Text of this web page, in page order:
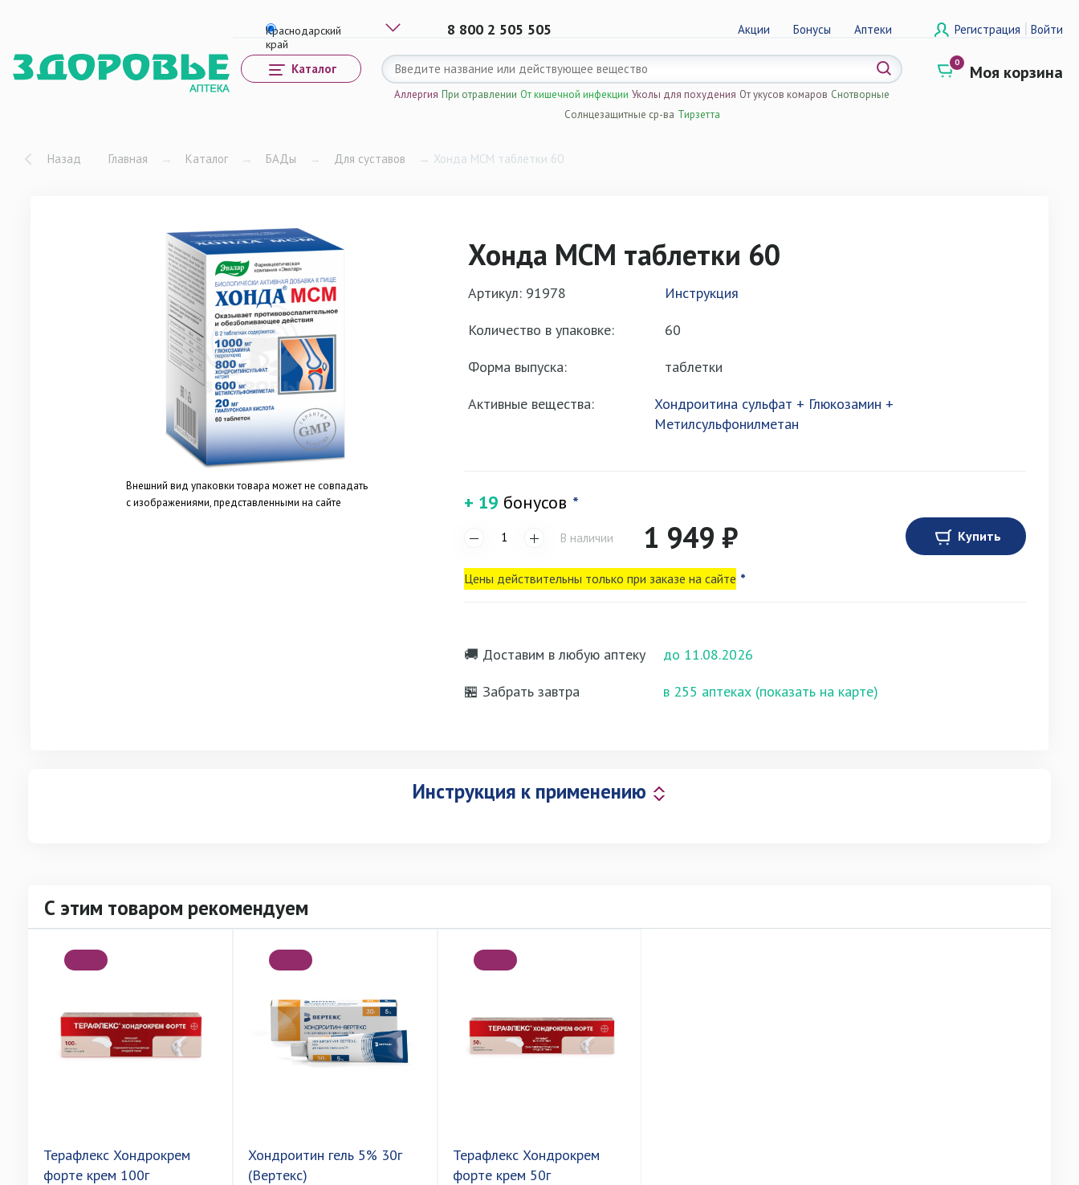
8 800 2 505 505 Акции Бонусы Аптеки Регистрация | Войти
0 Моя корзина
Каталог
Аллергия При отравлении От кишечной инфекции Уколы для похудения От укусов комаров Снотворные
Солнцезащитные ср-ва Тирзетта
Назад Главная → Каталог → БАДы → Для суставов → Хонда МСМ таблетки 60
Внешний вид упаковки товара может не совпадать
с изображениями, представленными на сайте
Хонда МСМ таблетки 60
Артикул: 91978
Инструкция
Количество в упаковке:
60
Форма выпуска:
таблетки
Активные вещества:
Хондроитина сульфат + Глюкозамин +
Метилсульфонилметан
+ 19 бонусов *
В наличии 1 949 ₽ Купить
Цены действительны только при заказе на сайте *
🚚 Доставим в любую аптеку
до 11.08.2026
🏪 Забрать завтра
в 255 аптеках (показать на карте)
Инструкция к применению
С этим товаром рекомендуем
Терафлекс Хондрокрем
форте крем 100г
Хондроитин гель 5% 30г
(Вертекс)
Терафлекс Хондрокрем
форте крем 50г